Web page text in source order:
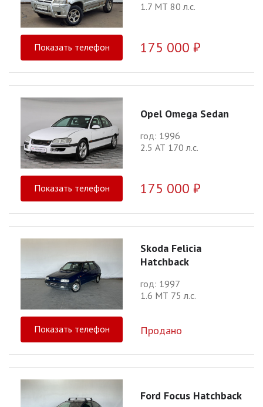
1.7 МТ 80 л.с.
Показать телефон 175 000 ₽
Opel Omega Sedan
год: 1996
2.5 АТ 170 л.с.
Показать телефон 175 000 ₽
Skoda Felicia
Hatchback
год: 1997
1.6 МТ 75 л.с.
Показать телефон Продано
Ford Focus Hatchback